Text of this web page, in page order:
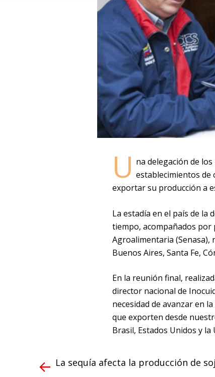
U na delegación de
establecimientos de
exportar su producción a
La estadía en el país de la
tiempo, acompañados por
Agroalimentaria (Senasa),
Buenos Aires, Santa Fe,
En la reunión final,
director nacional de
necesidad de avanzar en
que exporten desde
Brasil, Estados Unidos y
La sequía afecta la producción de